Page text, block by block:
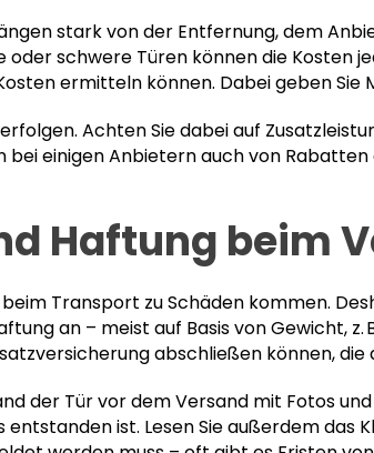
stark von der Entfernung, dem
oder schwere Türen können die
ermitteln können. Dabei geben Sie
Achten Sie dabei auf
bei einigen Anbietern auch von
Haftung beim
Transport zu Schäden kommen.
an – meist auf Basis von Gewicht,
abschließen können,
der Tür vor dem Versand mit Fotos
ist. Lesen Sie außerdem